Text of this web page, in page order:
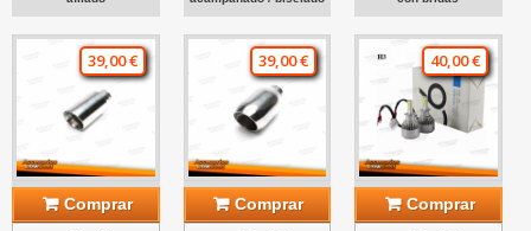
39,00 €
Comprar
39,00 €
Comprar
40,00 €
Comprar